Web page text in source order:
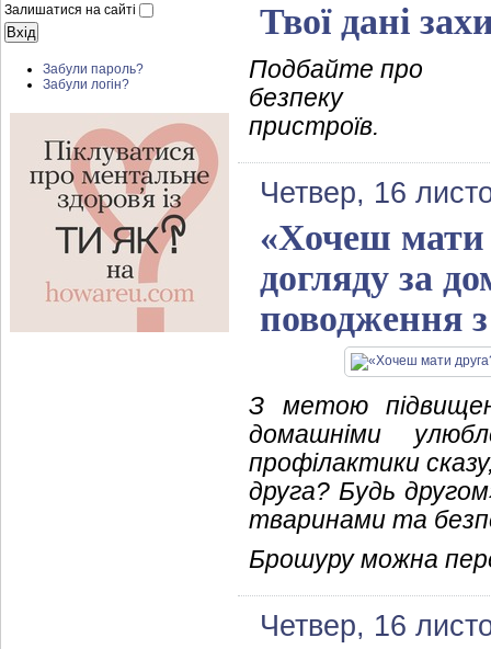
Залишатися на сайті
Забули пароль?
Забули логін?
Твої дані
Подбайте про
безпеку
пристроїв.
Четвер, 16
«Хочеш мати
догляду за
поводження
З метою
домашніми
профілактики
друга? Будь
тваринами та
Брошуру можна
Четвер, 16